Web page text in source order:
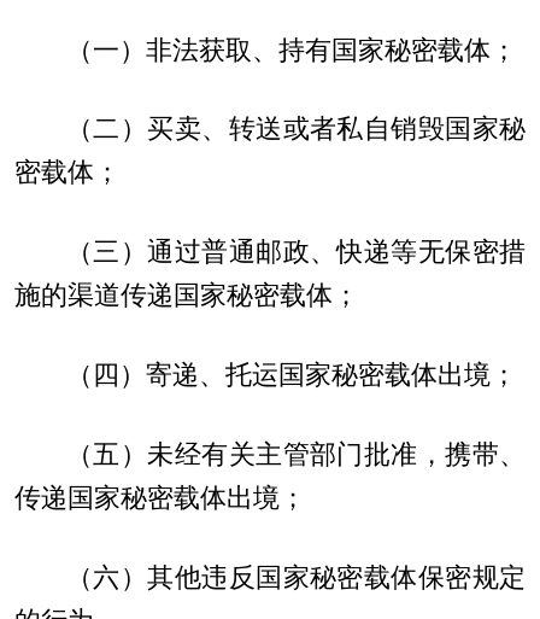
（一）非法获取、持有国家秘密载体；
（二）买卖、转送或者私自销毁国家秘
密载体；
（三）通过普通邮政、快递等无保密措
施的渠道传递国家秘密载体；
（四）寄递、托运国家秘密载体出境；
（五）未经有关主管部门批准，携带、
传递国家秘密载体出境；
（六）其他违反国家秘密载体保密规定